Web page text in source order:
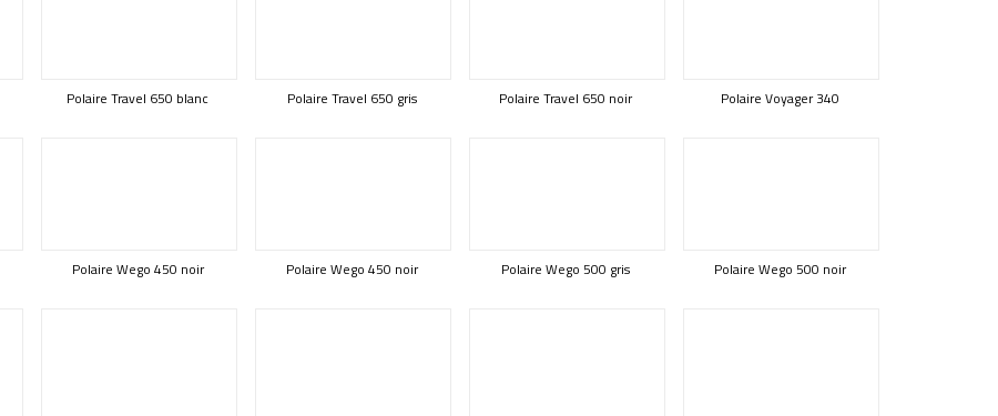
Polaire Travel 650 blanc Polaire Travel 650 gris Polaire Travel 650 noir Polaire Voyager 340
Polaire Wego 450 noir Polaire Wego 450 noir Polaire Wego 500 gris Polaire Wego 500 noir